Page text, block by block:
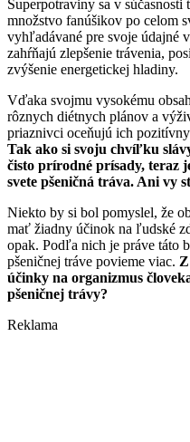
Superpotraviny sa v
množstvo fanúšikov po celom
vyhľadávané pre svoje údajné
zahŕňajú zlepšenie trávenia,
zvýšenie energetickej hladiny.
Vďaka svojmu vysokému
rôznych diétnych plánov a
priaznivci oceňujú ich
Tak ako si svoju chvíľku
čisto prírodné prísady, teraz
svete pšeničná tráva. Ani vy
Niekto by si bol pomyslel, že
mať žiadny účinok na ľudské
opak. Podľa nich je práve táto
pšeničnej tráve povieme viac. Z
účinky na organizmus
pšeničnej trávy?
Reklama